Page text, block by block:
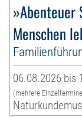
Menschen
06.08.2026 bis
(mehrere